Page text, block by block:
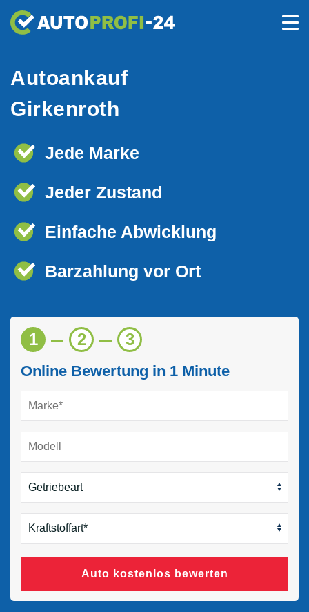
Autoankauf
Girkenroth
Jede Marke
Jeder Zustand
Einfache Abwicklung
Barzahlung vor Ort
1 2 3
Online Bewertung in 1 Minute
Auto kostenlos bewerten